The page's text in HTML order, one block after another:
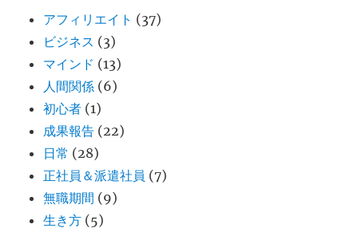
アフィリエイト (37)
ビジネス (3)
マインド (13)
人間関係 (6)
初心者 (1)
成果報告 (22)
日常 (28)
正社員＆派遣社員 (7)
無職期間 (9)
生き方 (5)